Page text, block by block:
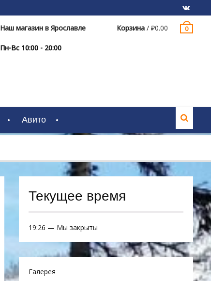
VK
Корзина / ₽0.00 0
Наш магазин в Ярославле
Пн-Вс 10:00 - 20:00
Авито
Текущее время
19:26 — Мы закрыты
Галерея